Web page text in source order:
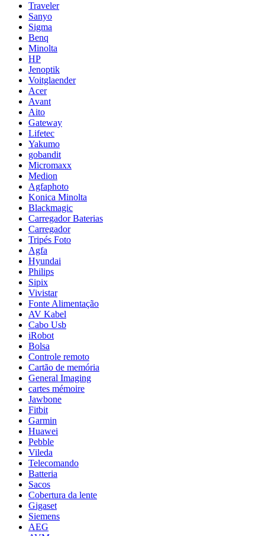
Traveler
Sanyo
Sigma
Benq
Minolta
HP
Jenoptik
Voitglaender
Acer
Avant
Aito
Gateway
Lifetec
Yakumo
gobandit
Micromaxx
Medion
Agfaphoto
Konica Minolta
Blackmagic
Carregador Baterias
Carregador
Tripés Foto
Agfa
Hyundai
Philips
Sipix
Vivistar
Fonte Alimentação
AV Kabel
Cabo Usb
iRobot
Bolsa
Controle remoto
Cartão de memória
General Imaging
cartes mémoire
Jawbone
Fitbit
Garmin
Huawei
Pebble
Vileda
Telecomando
Batteria
Sacos
Cobertura da lente
Gigaset
Siemens
AEG